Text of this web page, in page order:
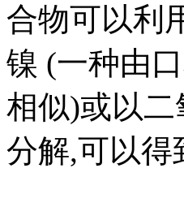
合物可以利
镍 (一种由
相似)或以二
分解,可以得